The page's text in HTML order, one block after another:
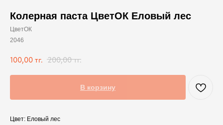
Колерная паста ЦветОК Еловый лес
ЦветОК
2046
100,00 тг. 200,00 тг.
В корзину
Цвет: Еловый лес